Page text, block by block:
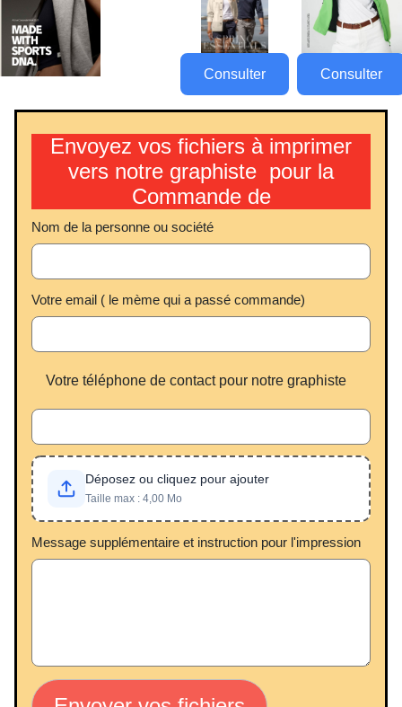
Consulter Consulter
Envoyez vos fichiers à imprimer
vers notre graphiste pour la
Commande de
Nom de la personne ou société
Votre email ( le mème qui a passé commande)
Votre téléphone de contact pour notre graphiste
Déposez ou cliquez pour ajouter
Taille max : 4,00 Mo
Message supplémentaire et instruction pour l'impression